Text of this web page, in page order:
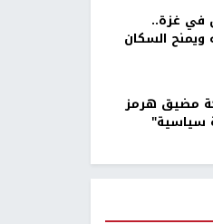
في غزة..
ويمنح السكان
مضيق هرمز
سياسية"